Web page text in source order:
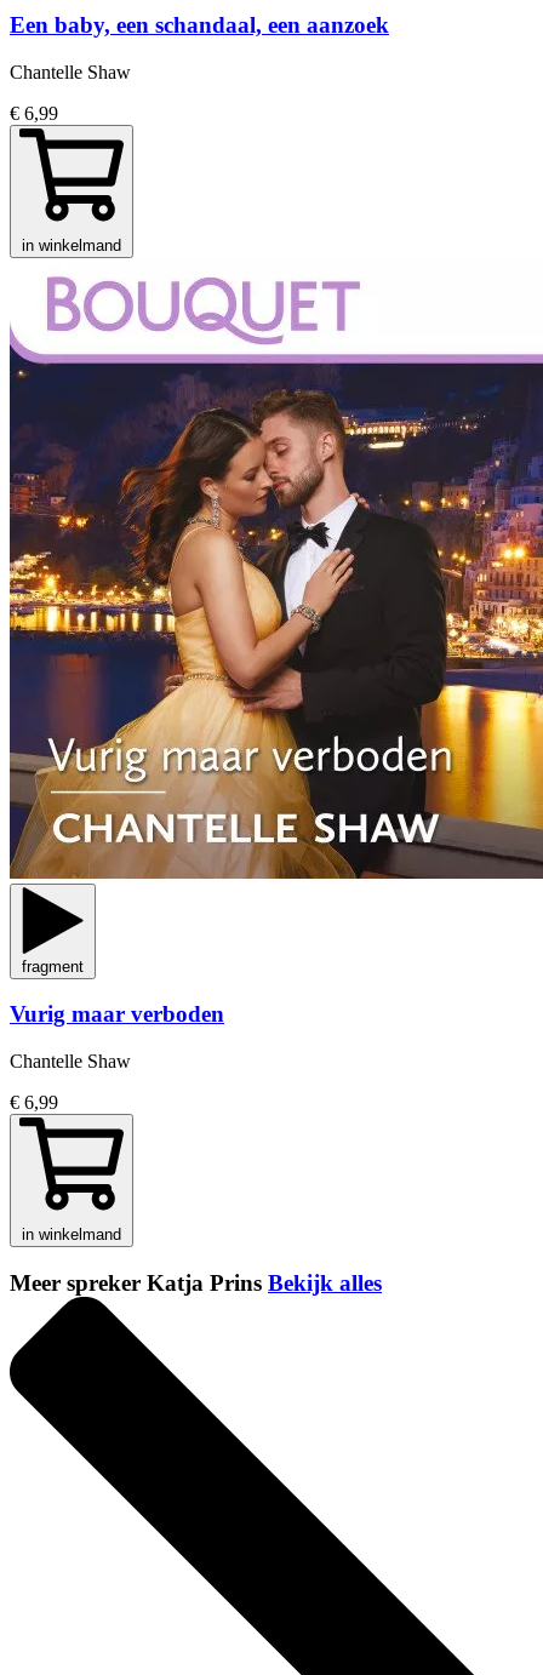
Een baby, een schandaal, een aanzoek
Chantelle Shaw
€ 6,99
in winkelmand
fragment
Vurig maar verboden
Chantelle Shaw
€ 6,99
in winkelmand
Meer spreker Katja Prins Bekijk alles